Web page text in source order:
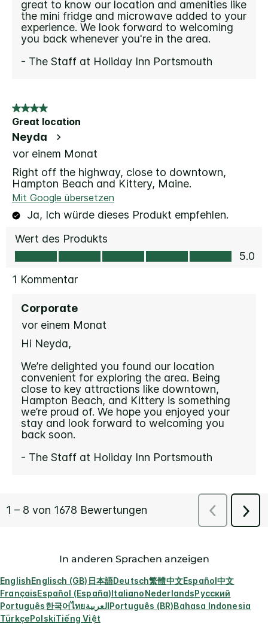
In anderen Sprachen anzeigen
EnglishEnglisch (GB) 日本語Deutsch繁體中文Español中文
FrançaisEspañol (España)ItalianoNederlandsРусский
Português한국어ไทยالعربيةPortuguês (BR)Bahasa Indonesia
TürkçePolskiTiếng Việt